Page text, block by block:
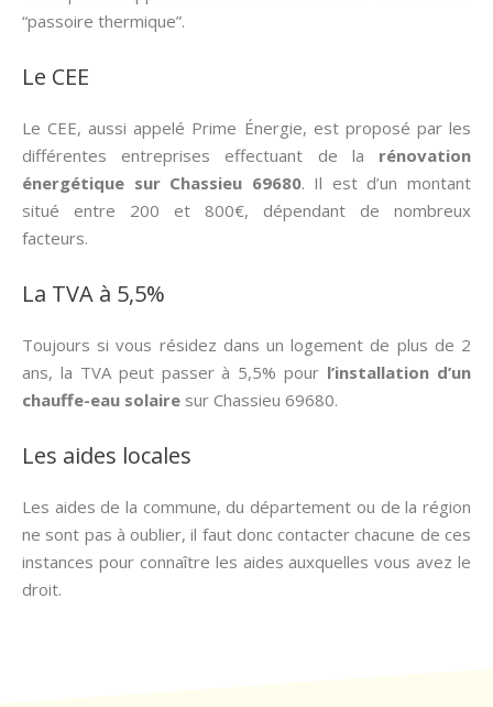
“passoire thermique”.
Le CEE
Le CEE, aussi appelé Prime Énergie, est proposé par les
différentes entreprises effectuant de la rénovation
énergétique sur Chassieu 69680. Il est d’un montant
situé entre 200 et 800€, dépendant de nombreux
facteurs.
La TVA à 5,5%
Toujours si vous résidez dans un logement de plus de 2
ans, la TVA peut passer à 5,5% pour l’installation d’un
chauffe-eau solaire sur Chassieu 69680.
Les aides locales
Les aides de la commune, du département ou de la région
ne sont pas à oublier, il faut donc contacter chacune de ces
instances pour connaître les aides auxquelles vous avez le
droit.